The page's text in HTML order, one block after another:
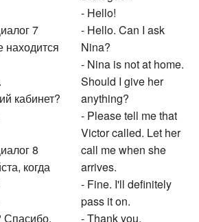
7
находится
кабинет?
8
когда
Спасибо.
- Hello!
- Hello. Can I ask
Nina?
- Nina is not at home.
Should I give her
anything?
- Please tell me that
Victor called. Let her
call me when she
arrives.
- Fine. I'll definitely
pass it on.
- Thank you.